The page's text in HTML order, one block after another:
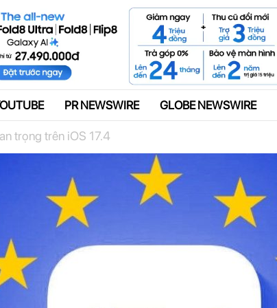
Quảng cáo
PR NEWSWIRE GLOBE NEWSWIRE
trọng trên iOS 17.4